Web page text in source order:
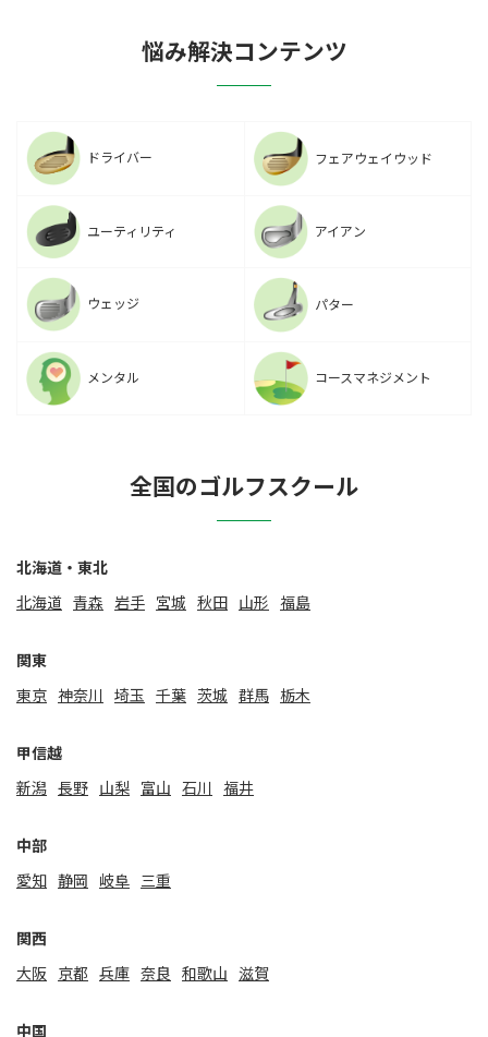
悩み解決コンテンツ
ドライバー フェアウェイウッド
ユーティリティ アイアン
ウェッジ パター
メンタル コースマネジメント
全国のゴルフスクール
北海道・東北
北海道 ⻘森 岩手 宮城 秋田 山形 福島
関東
東京 神奈川 埼玉 千葉 茨城 群馬 栃木
甲信越
新潟 ⻑野 山梨 富山 石川 福井
中部
愛知 静岡 岐阜 三重
関⻄
大阪
京都 兵庫 奈良 和歌山 滋賀
中国